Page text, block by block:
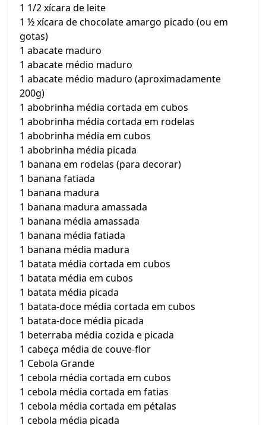
1 1/2 xícara de leite
1 ½ xícara de chocolate amargo picado (ou em
gotas)
1 abacate maduro
1 abacate médio maduro
1 abacate médio maduro (aproximadamente
200g)
1 abobrinha média cortada em cubos
1 abobrinha média cortada em rodelas
1 abobrinha média em cubos
1 abobrinha média picada
1 banana em rodelas (para decorar)
1 banana fatiada
1 banana madura
1 banana madura amassada
1 banana média amassada
1 banana média fatiada
1 banana média madura
1 batata média cortada em cubos
1 batata média em cubos
1 batata média picada
1 batata-doce média cortada em cubos
1 batata-doce média picada
1 beterraba média cozida e picada
1 cabeça média de couve-flor
1 Cebola Grande
1 cebola média cortada em cubos
1 cebola média cortada em fatias
1 cebola média cortada em pétalas
1 cebola média picada